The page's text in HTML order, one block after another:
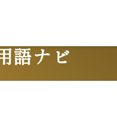
語ナビ